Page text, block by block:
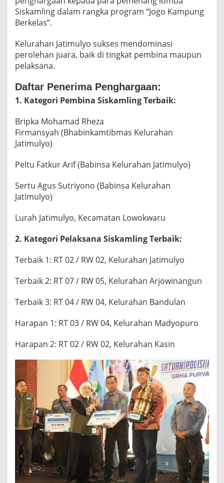
L
A
Siskamling dalam rangka program “Jogo Kampung
Berkelas”.
Kelurahan Jatimulyo sukses mendominasi
perolehan juara, baik di tingkat pembina maupun
pelaksana.
Daftar Penerima Penghargaan:
1. Kategori Pembina Siskamling Terbaik:
Bripka Mohamad Rheza
Firmansyah (Bhabinkamtibmas Kelurahan
Jatimulyo)
Peltu Fatkur Arif (Babinsa Kelurahan Jatimulyo)
Sertu Agus Sutriyono (Babinsa Kelurahan
Jatimulyo)
Lurah Jatimulyo, Kecamatan Lowokwaru
2. Kategori Pelaksana Siskamling Terbaik:
Terbaik 1: RT 02 / RW 02, Kelurahan Jatimulyo
Terbaik 2: RT 07 / RW 05, Kelurahan Arjowinangun
Terbaik 3: RT 04 / RW 04, Kelurahan Bandulan
Harapan 1: RT 03 / RW 04, Kelurahan Madyopuro
Harapan 2: RT 02 / RW 02, Kelurahan Kasin